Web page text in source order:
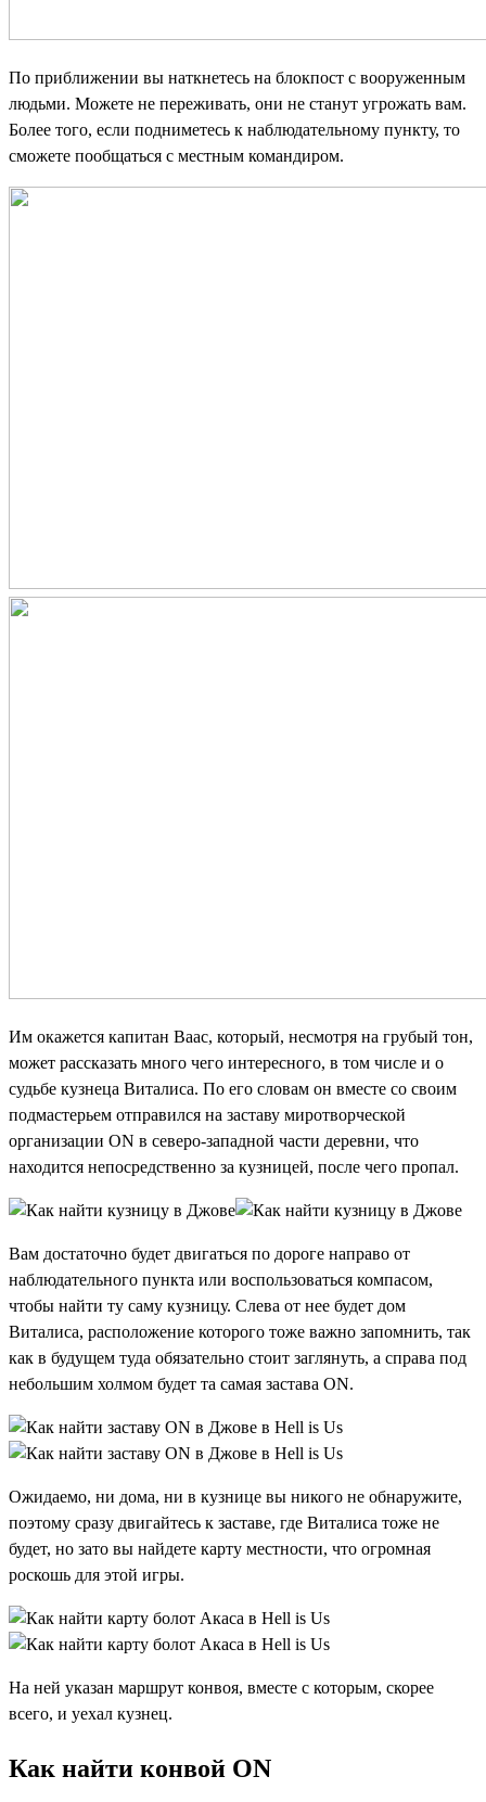
По приближении вы наткнетесь на блокпост с вооруженным
людьми. Можете не переживать, они не станут угрожать вам.
Более того, если подниметесь к наблюдательному пункту, то
сможете пообщаться с местным командиром.
Им окажется капитан Ваас, который, несмотря на грубый тон,
может рассказать много чего интересного, в том числе и о
судьбе кузнеца Виталиса. По его словам он вместе со своим
подмастерьем отправился на заставу миротворческой
организации ON в северо-западной части деревни, что
находится непосредственно за кузницей, после чего пропал.
Вам достаточно будет двигаться по дороге направо от
наблюдательного пункта или воспользоваться компасом,
чтобы найти ту саму кузницу. Слева от нее будет дом
Виталиса, расположение которого тоже важно запомнить, так
как в будущем туда обязательно стоит заглянуть, а справа под
небольшим холмом будет та самая застава ON.
Ожидаемо, ни дома, ни в кузнице вы никого не обнаружите,
поэтому сразу двигайтесь к заставе, где Виталиса тоже не
будет, но зато вы найдете карту местности, что огромная
роскошь для этой игры.
На ней указан маршрут конвоя, вместе с которым, скорее
всего, и уехал кузнец.
Как найти конвой ON